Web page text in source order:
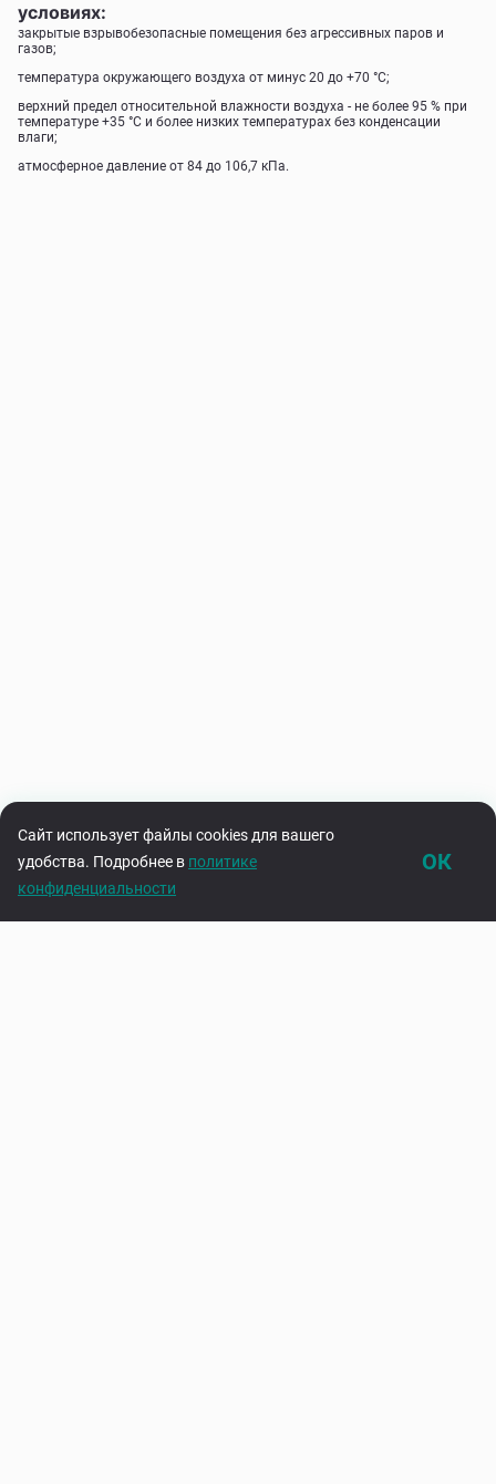
Сайт использует файлы cookies для вашего
удобства. Подробнее в политике
конфиденциальности
ОК
условиях:
закрытые взрывобезопасные помещения без агрессивных паров и
газов;
температура окружающего воздуха от минус 20 до +70 °С;
верхний предел относительной влажности воздуха - не более 95 % при
температуре +35 °С и более низких температурах без конденсации
влаги;
атмосферное давление от 84 до 106,7 кПа.